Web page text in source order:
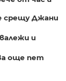
срещу Джани
и
още пет